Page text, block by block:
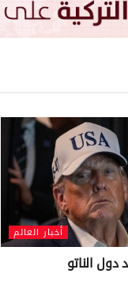
أخبار العالم
الناتو